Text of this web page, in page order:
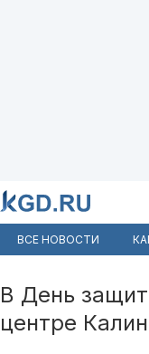
ВСЕ НОВОСТИ
В День
центре